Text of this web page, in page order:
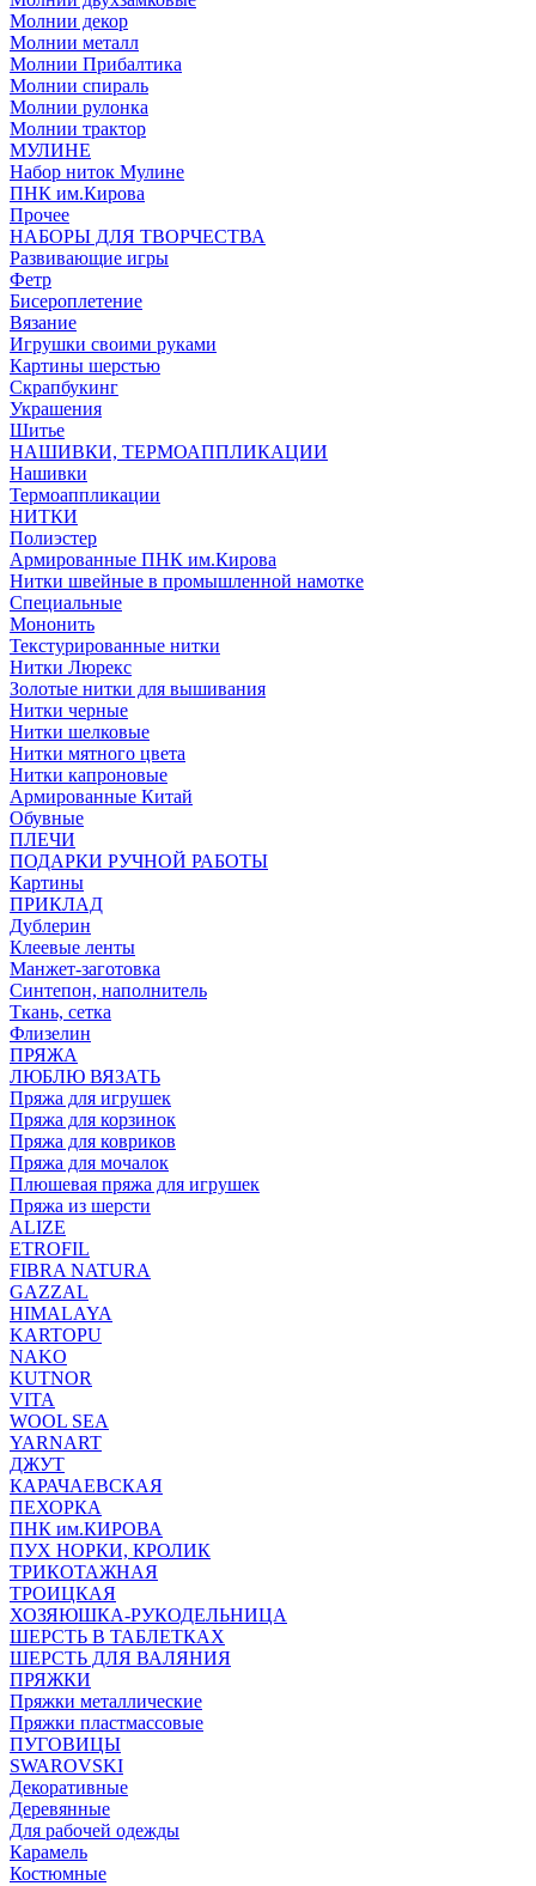
Молнии декор
Молнии металл
Молнии Прибалтика
Молнии спираль
Молнии рулонка
Молнии трактор
МУЛИНЕ
Набор ниток Мулине
ПНК им.Кирова
Прочее
НАБОРЫ ДЛЯ ТВОРЧЕСТВА
Развивающие игры
Фетр
Бисероплетение
Вязание
Игрушки своими руками
Картины шерстью
Скрапбукинг
Украшения
Шитье
НАШИВКИ, ТЕРМОАППЛИКАЦИИ
Нашивки
Термоаппликации
НИТКИ
Полиэстер
Армированные ПНК им.Кирова
Нитки швейные в промышленной намотке
Специальные
Мононить
Текстурированные нитки
Нитки Люрекс
Золотые нитки для вышивания
Нитки черные
Нитки шелковые
Нитки мятного цвета
Нитки капроновые
Армированные Китай
Обувные
ПЛЕЧИ
ПОДАРКИ РУЧНОЙ РАБОТЫ
Картины
ПРИКЛАД
Дублерин
Клеевые ленты
Манжет-заготовка
Синтепон, наполнитель
Ткань, сетка
Флизелин
ПРЯЖА
ЛЮБЛЮ ВЯЗАТЬ
Пряжа для игрушек
Пряжа для корзинок
Пряжа для ковриков
Пряжа для мочалок
Плюшевая пряжа для игрушек
Пряжа из шерсти
ALIZE
ETROFIL
FIBRA NATURA
GAZZAL
HIMALAYA
KARTOPU
NAKO
KUTNOR
VITA
WOOL SEA
YARNART
ДЖУТ
КАРАЧАЕВСКАЯ
ПЕХОРКА
ПНК им.КИРОВА
ПУХ НОРКИ, КРОЛИК
ТРИКОТАЖНАЯ
ТРОИЦКАЯ
ХОЗЯЮШКА-РУКОДЕЛЬНИЦА
ШЕРСТЬ В ТАБЛЕТКАХ
ШЕРСТЬ ДЛЯ ВАЛЯНИЯ
ПРЯЖКИ
Пряжки металлические
Пряжки пластмассовые
ПУГОВИЦЫ
SWAROVSKI
Декоративные
Деревянные
Для рабочей одежды
Карамель
Костюмные